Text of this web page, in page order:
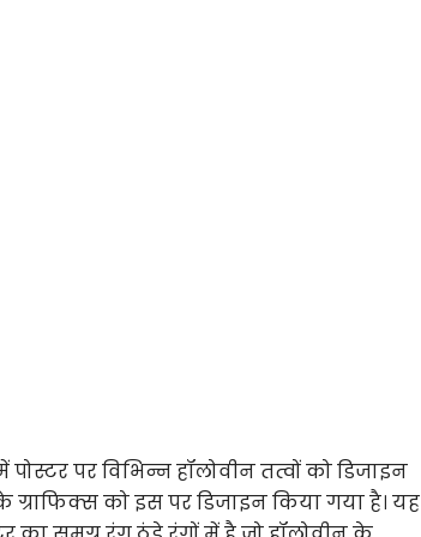
पर विभिन्न हॉलोवीन तत्वों को डिजाइन
ग्राफिक्स को इस पर डिजाइन किया गया है। यह